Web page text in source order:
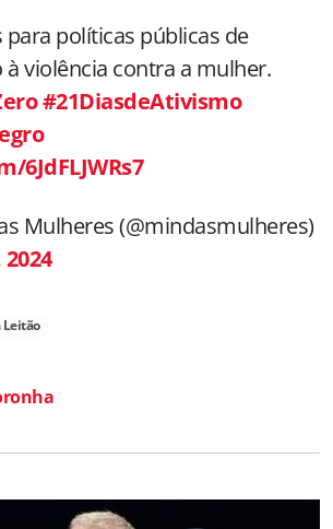
para políticas públicas de
violência contra a mulher.
#21DiasdeAtivismo
Mulheres (@mindasmulheres)
Leitão